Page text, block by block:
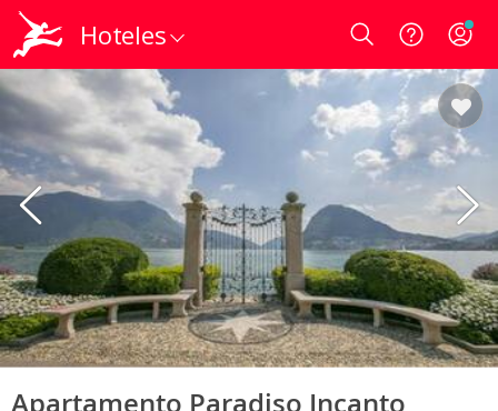
Hoteles Login
Apartamento Paradiso Incanto